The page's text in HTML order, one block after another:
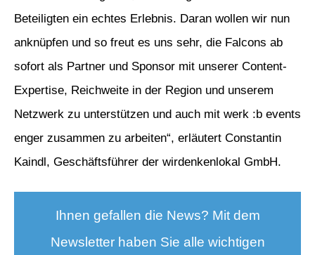
Beteiligten ein echtes Erlebnis. Daran wollen wir nun
anknüpfen und so freut es uns sehr, die Falcons ab
sofort als Partner und Sponsor mit unserer Content-
Expertise, Reichweite in der Region und unserem
Netzwerk zu unterstützen und auch mit werk :b events
enger zusammen zu arbeiten“, erläutert Constantin
Kaindl, Geschäftsführer der wirdenkenlokal GmbH.
Ihnen gefallen die News? Mit dem
Newsletter haben Sie alle wichtigen